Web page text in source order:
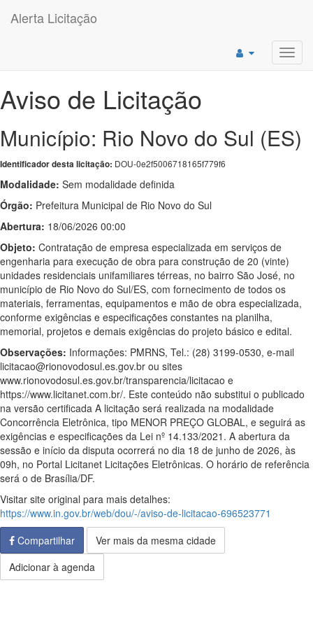
Alerta Licitação
Aviso de Licitação
Município: Rio Novo do Sul (ES)
Identificador desta licitação: DOU-0e2f5006718165f779f6
Modalidade: Sem modalidade definida
Órgão: Prefeitura Municipal de Rio Novo do Sul
Abertura: 18/06/2026 00:00
Objeto: Contratação de empresa especializada em serviços de
engenharia para execução de obra para construção de 20 (vinte)
unidades residenciais unifamiliares térreas, no bairro São José, no
município de Rio Novo do Sul/ES, com fornecimento de todos os
materiais, ferramentas, equipamentos e mão de obra especializada,
conforme exigências e especificações constantes na planilha,
memorial, projetos e demais exigências do projeto básico e edital.
Observações: Informações: PMRNS, Tel.: (28) 3199-0530, e-mail
licitacao@rionovodosul.es.gov.br ou sites
www.rionovodosul.es.gov.br/transparencia/licitacao e
https://www.licitanet.com.br/. Este conteúdo não substitui o publicado
na versão certificada A licitação será realizada na modalidade
Concorrência Eletrônica, tipo MENOR PREÇO GLOBAL, e seguirá as
exigências e especificações da Lei nº 14.133/2021. A abertura da
sessão e início da disputa ocorrerá no dia 18 de junho de 2026, às
09h, no Portal Licitanet Licitações Eletrônicas. O horário de referência
será o de Brasília/DF.
Visitar site original para mais detalhes:
https://www.in.gov.br/web/dou/-/aviso-de-licitacao-696523771
Compartilhar
Ver mais da mesma cidade
Adicionar à agenda